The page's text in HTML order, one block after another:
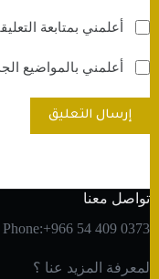
أعلمني بمتابعة
أعلمني بالمواضيع
إرسال التعليق
تواصل معنا
Phone:+966 54 409 0373
لمعرفة المزيد عنا ؟